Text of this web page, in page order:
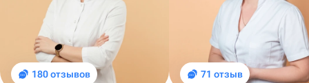
180 отзывов 71 отзыв